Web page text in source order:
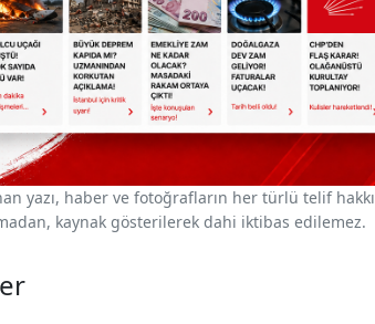
yazı, haber ve fotoğrafların her türlü telif hakkı
kaynak gösterilerek dahi iktibas edilemez.